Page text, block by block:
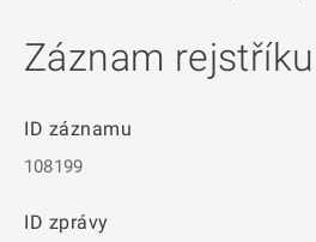
Záznam
ID záznamu
108199
ID zprávy